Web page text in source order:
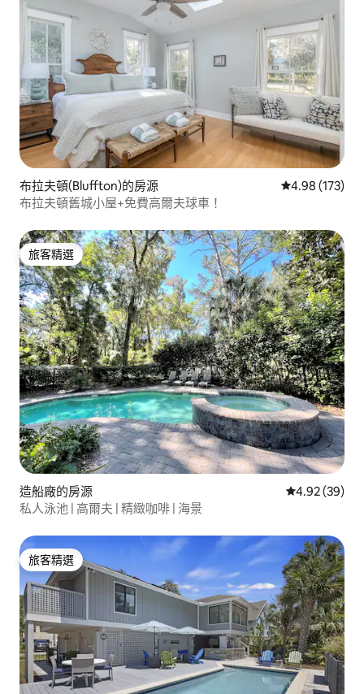
布拉夫頓(Bluffton)的房源 從 173 則評價
4.98 (173)
布拉夫頓舊城小屋+免費高爾夫球車！
旅客精選
旅客精選
造船廠的房源 從 39 則評價
4.92 (39)
私人泳池 | 高爾夫 | 精緻咖啡 | 海景
旅客精選
旅客精選